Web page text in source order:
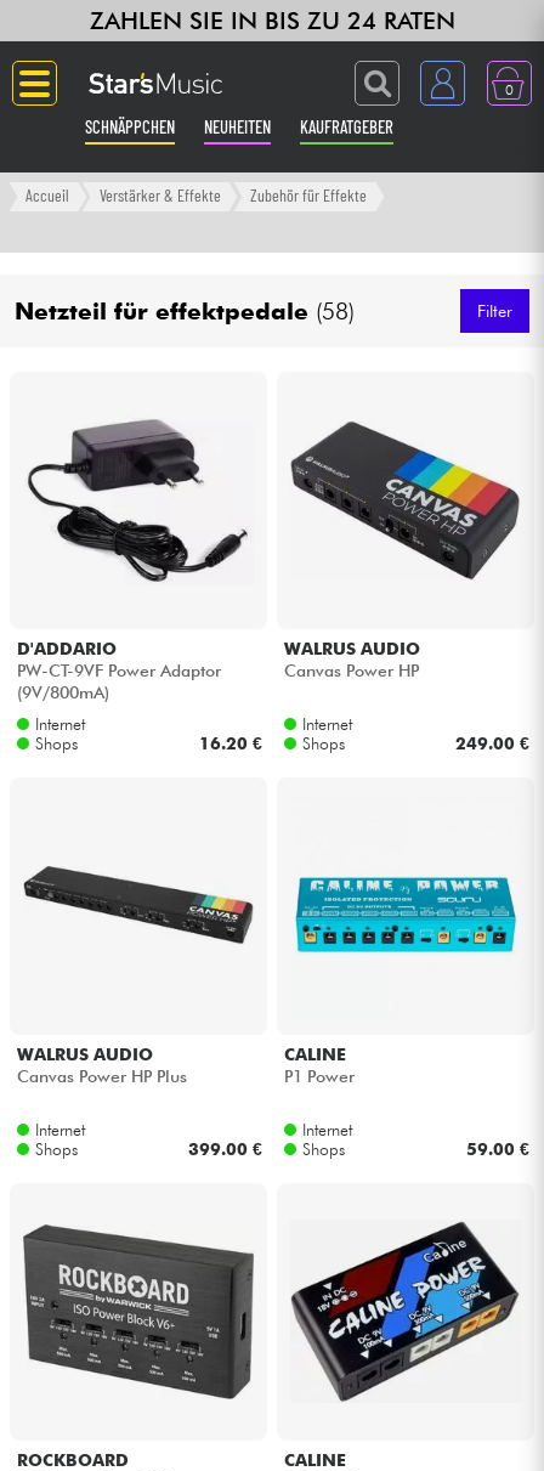
ZAHLEN SIE IN BIS ZU 24 RATEN
0
SCHNÄPPCHEN NEUHEITEN KAUFRATGEBER
Langue
Verstärker & Effekte
Synths & samplers
Studio
Kopfhörer
DJ
Drums
Kinder
Kabel & Zubehöre
Bundle
Sehen Sie sich unsere Marken an
Accueil Verstärker & Effekte Zubehör für Effekte
Netzteil für effektpedale (58) Filter
D'ADDARIO
PW-CT-9VF Power Adaptor
(9V/800mA)
Internet
Shops
16.20 €
WALRUS AUDIO
Canvas Power HP
Internet
Shops
249.00 €
WALRUS AUDIO
Canvas Power HP Plus
Internet
Shops
399.00 €
CALINE
P1 Power
Internet
Shops
59.00 €
ROCKBOARD
CALINE